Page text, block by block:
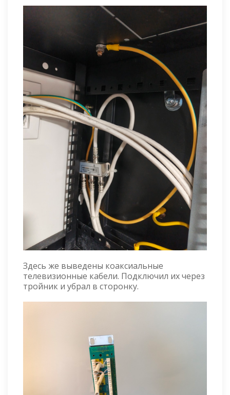
Здесь же выведены коаксиальные
телевизионные кабели. Подключил их через
тройник и убрал в сторонку.